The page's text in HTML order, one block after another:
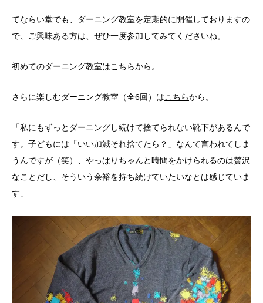
てならい堂でも、ダーニング教室を定期的に開催しておりますの
で、ご興味ある方は、ぜひ一度参加してみてくださいね。
初めてのダーニング教室はこちらから。
さらに楽しむダーニング教室（全6回）はこちらから。
「私にもずっとダーニングし続けて捨てられない靴下があるんで
す。子どもには「いい加減それ捨てたら？」なんて言われてしま
うんですが（笑）、やっぱりちゃんと時間をかけられるのは贅沢
なことだし、そういう余裕を持ち続けていたいなとは感じていま
す」